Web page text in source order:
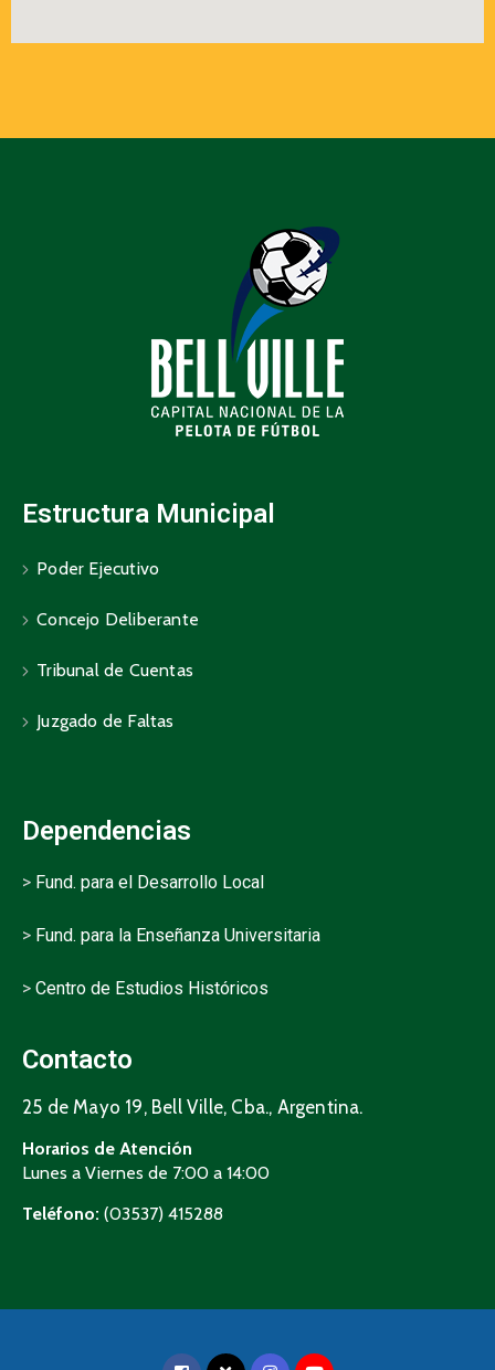
Estructura Municipal
Poder Ejecutivo
Concejo Deliberante
Tribunal de Cuentas
Juzgado de Faltas
Dependencias
> Fund. para el Desarrollo Local
> Fund. para la Enseñanza Universitaria
> Centro de Estudios Históricos
Contacto
25 de Mayo 19, Bell Ville, Cba., Argentina.
Horarios de Atención
Lunes a Viernes de 7:00 a 14:00
Teléfono: (03537) 415288